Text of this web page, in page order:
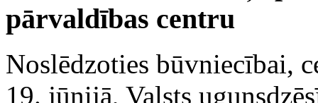
pārvaldības centru
Noslēdzoties būvniecībai,
19. jūnijā, Valsts